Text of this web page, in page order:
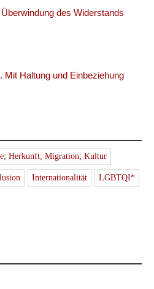
Überwindung des Widerstands
Mit Haltung und Einbeziehung
Herkunft; Migration; Kultur
Internationalität LGBTQI*